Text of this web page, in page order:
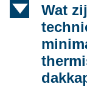
d
Wat